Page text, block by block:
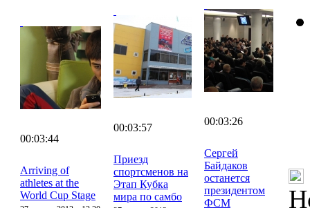
00:03:44
Arriving of
athletes at the
World Cup Stage
00:03:57
Приезд
спортсменов на
Этап Кубка
мира по самбо
00:03:26
Сергей
Байдаков
останется
президентом
ФСМ